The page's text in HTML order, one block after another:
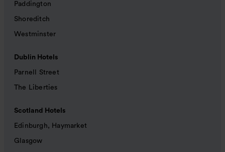
Paddington
Shoreditch
Westminster
Dublin Hotels
Parnell Street
The Liberties
Scotland Hotels
Edinburgh, Haymarket
Glasgow